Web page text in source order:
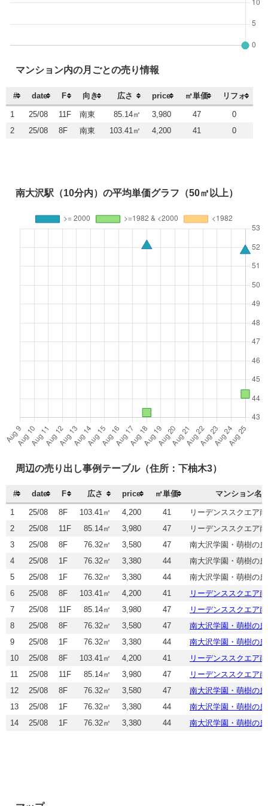
マンション内の月ごとの売り情報
# date F 向き 広さ price ㎡単価 リフォ
1 25/08 11F 南東 85.14㎡ 3,980 47 0
2 25/08 8F 南東 103.41㎡ 4,200 41 0
南大沢駅（10分内）の平均単価グラフ（50㎡以上）
周辺の売り出し事例テーブル（住所：下柚木3）
# date F 広さ price ㎡単価 マンション名
1 25/08 8F 103.41㎡ 4,200 41 リーデンススクエア
2 25/08 11F 85.14㎡ 3,980 47 リーデンススクエア
3 25/08 8F 76.32㎡ 3,580 47 南大沢学園・萌樹の丘
4 25/08 1F 76.32㎡ 3,380 44 南大沢学園・萌樹の
5 25/08 1F 76.32㎡ 3,380 44 南大沢学園・萌樹の
6 25/08 8F 103.41㎡ 4,200 41 リーデンススクエア
7 25/08 11F 85.14㎡ 3,980 47 リーデンススクエア
8 25/08 8F 76.32㎡ 3,580 47 南大沢学園・萌樹の丘
9 25/08 1F 76.32㎡ 3,380 44 南大沢学園・萌樹の
10 25/08 8F 103.41㎡ 4,200 41 リーデンススクエア
11 25/08 11F 85.14㎡ 3,980 47 リーデンススクエア
12 25/08 8F 76.32㎡ 3,580 47 南大沢学園・萌樹の丘
13 25/08 1F 76.32㎡ 3,380 44 南大沢学園・萌樹の
14 25/08 1F 76.32㎡ 3,380 44 南大沢学園・萌樹の